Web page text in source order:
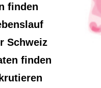
finden
Schweiz
finden